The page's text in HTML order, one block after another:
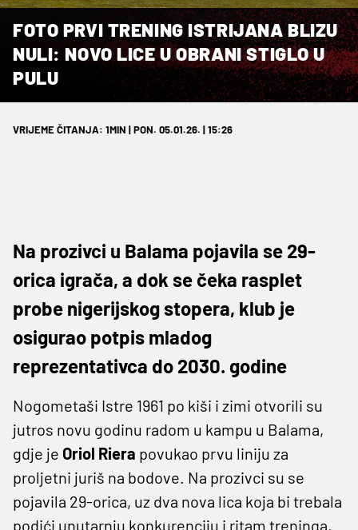
FOTO PRVI TRENING ISTRIJANA BLIZU
NULI: NOVO LICE U OBRANI STIGLO U
PULU
VRIJEME ČITANJA: 1MIN | PON. 05.01.26. | 15:26
Na prozivci u Balama pojavila se 29-
orica igrača, a dok se čeka rasplet
probe nigerijskog stopera, klub je
osigurao potpis mladog
reprezentativca do 2030. godine
Nogometaši Istre 1961 po kiši i zimi otvorili su
jutros novu godinu radom u kampu u Balama,
gdje je Oriol Riera povukao prvu liniju za
proljetni juriš na bodove. Na prozivci su se
pojavila 29-orica, uz dva nova lica koja bi trebala
podići unutarnju konkurenciju i ritam treninga,